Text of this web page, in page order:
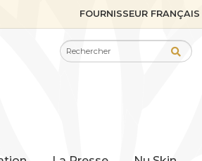
FOURNISSEUR FRANÇAIS
Recherche
pour :
Recherche